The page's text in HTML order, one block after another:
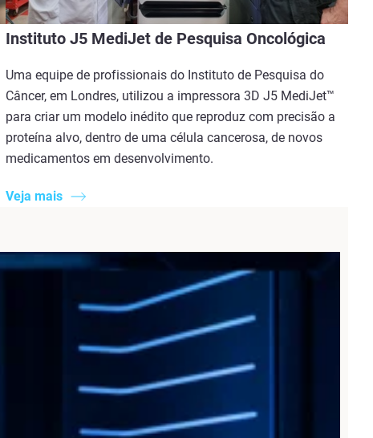
Instituto J5 MediJet de Pesquisa Oncológica
Uma equipe de profissionais do Instituto de Pesquisa do
Câncer, em Londres, utilizou a impressora 3D J5 MediJet™
para criar um modelo inédito que reproduz com precisão a
proteína alvo, dentro de uma célula cancerosa, de novos
medicamentos em desenvolvimento.
Veja mais